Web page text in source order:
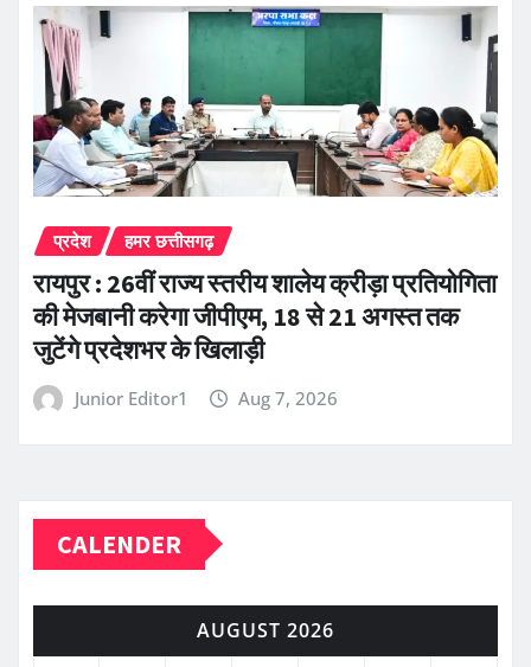
प्रदेश हमर छत्तीसगढ़
रायपुर : 26वीं राज्य स्तरीय शालेय क्रीड़ा प्रतियोगिता
की मेजबानी करेगा जीपीएम, 18 से 21 अगस्त तक
जुटेंगे प्रदेशभर के खिलाड़ी
Junior Editor1 Aug 7, 2026
CALENDER
AUGUST 2026